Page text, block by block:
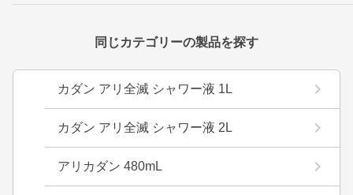
同じカテゴリーの製品を探す
カダン アリ全滅 シャワー液 1L
カダン アリ全滅 シャワー液 2L
アリカダン 480mL